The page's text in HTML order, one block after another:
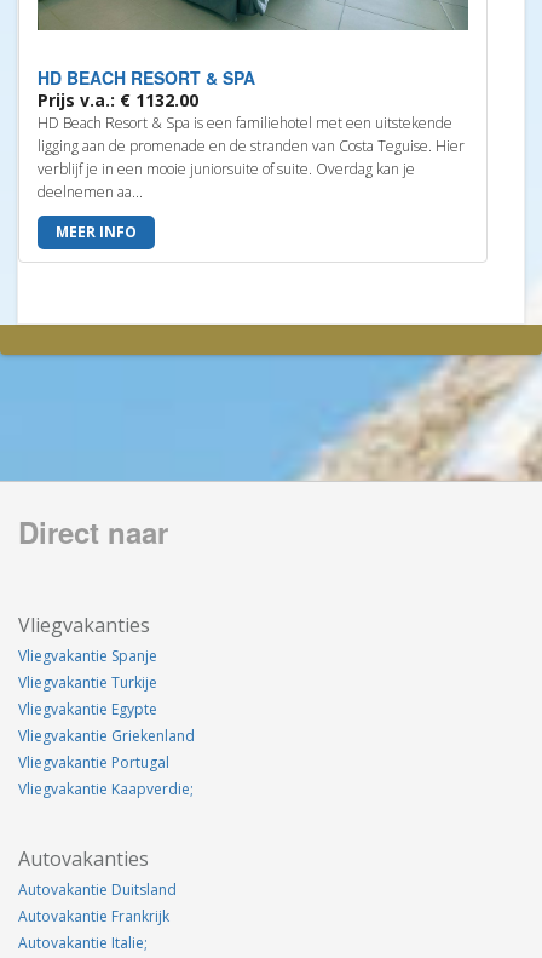
HD BEACH RESORT & SPA
Prijs v.a.: € 1132.00
HD Beach Resort & Spa is een familiehotel met een uitstekende
ligging aan de promenade en de stranden van Costa Teguise. Hier
verblijf je in een mooie juniorsuite of suite. Overdag kan je
deelnemen aa...
MEER INFO
Direct naar
Vliegvakanties
Vliegvakantie Spanje
Vliegvakantie Turkije
Vliegvakantie Egypte
Vliegvakantie Griekenland
Vliegvakantie Portugal
Vliegvakantie Kaapverdie;
Autovakanties
Autovakantie Duitsland
Autovakantie Frankrijk
Autovakantie Italie;